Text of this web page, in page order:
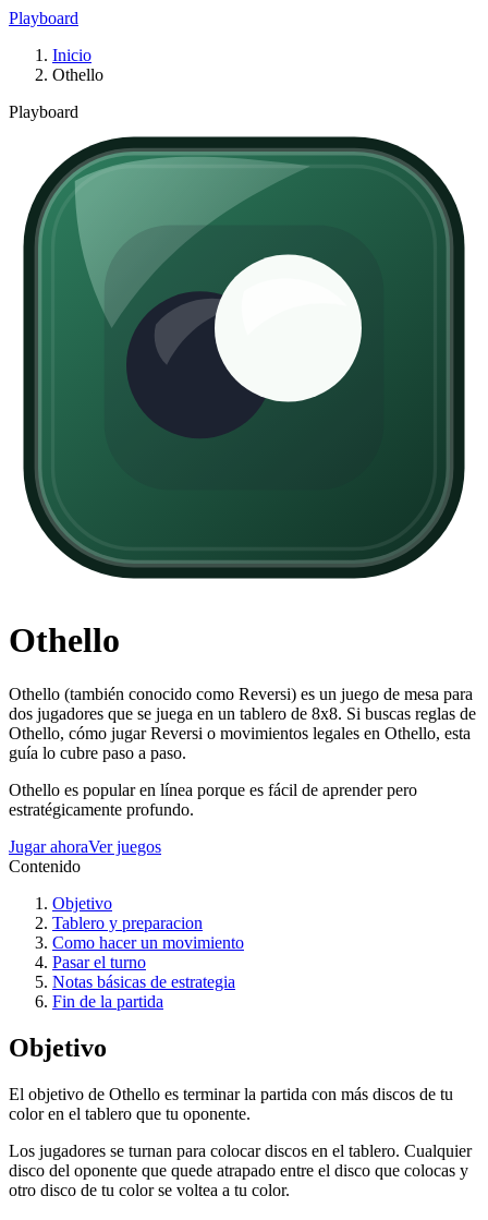
Playboard
Inicio
Othello
Playboard
Othello
Othello (también conocido como Reversi) es un juego de mesa para
dos jugadores que se juega en un tablero de 8x8. Si buscas reglas de
Othello, cómo jugar Reversi o movimientos legales en Othello, esta
guía lo cubre paso a paso.
Othello es popular en línea porque es fácil de aprender pero
estratégicamente profundo.
Jugar ahoraVer juegos
Contenido
Objetivo
Tablero y preparacion
Como hacer un movimiento
Pasar el turno
Notas básicas de estrategia
Fin de la partida
Objetivo
El objetivo de Othello es terminar la partida con más discos de tu
color en el tablero que tu oponente.
Los jugadores se turnan para colocar discos en el tablero. Cualquier
disco del oponente que quede atrapado entre el disco que colocas y
otro disco de tu color se voltea a tu color.